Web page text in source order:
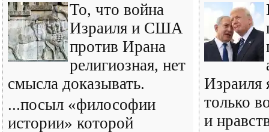
То, что война
Израиля и США
против Ирана
религиозная, нет
смысла доказывать.
...посыл «философии
истории» которой
Израиля
только
и